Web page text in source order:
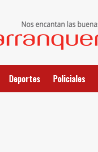
Deportes Policiales